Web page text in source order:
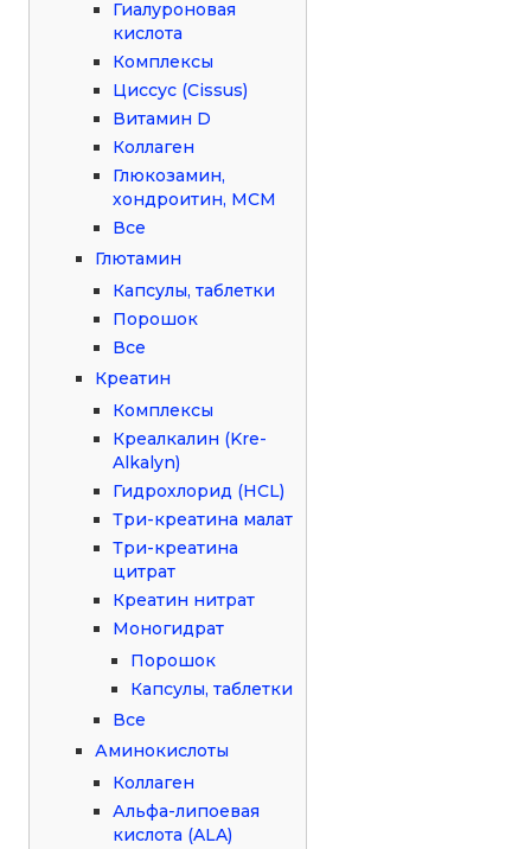
Гиалуроновая
кислота
Комплексы
Циссус (Cissus)
Витамин D
Коллаген
Глюкозамин,
хондроитин, МСМ
Все
Глютамин
Капсулы, таблетки
Порошок
Все
Креатин
Комплексы
Креалкалин (Kre-
Alkalyn)
Гидрохлорид (HCL)
Три-креатина малат
Три-креатина
цитрат
Креатин нитрат
Моногидрат
Порошок
Капсулы, таблетки
Все
Аминокислоты
Коллаген
Альфа-липоевая
кислота (ALA)